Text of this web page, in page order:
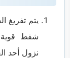
يتم تفريغ
شفط
نزول أحد